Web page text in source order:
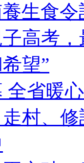
生食令
高考
望”
全省暖
走村、